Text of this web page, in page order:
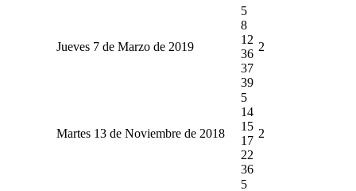
Jueves 7 de Marzo de 2019
5
8
12
36
37
39
2
Martes 13 de Noviembre de 2018
5
14
15
17
22
36
2
5